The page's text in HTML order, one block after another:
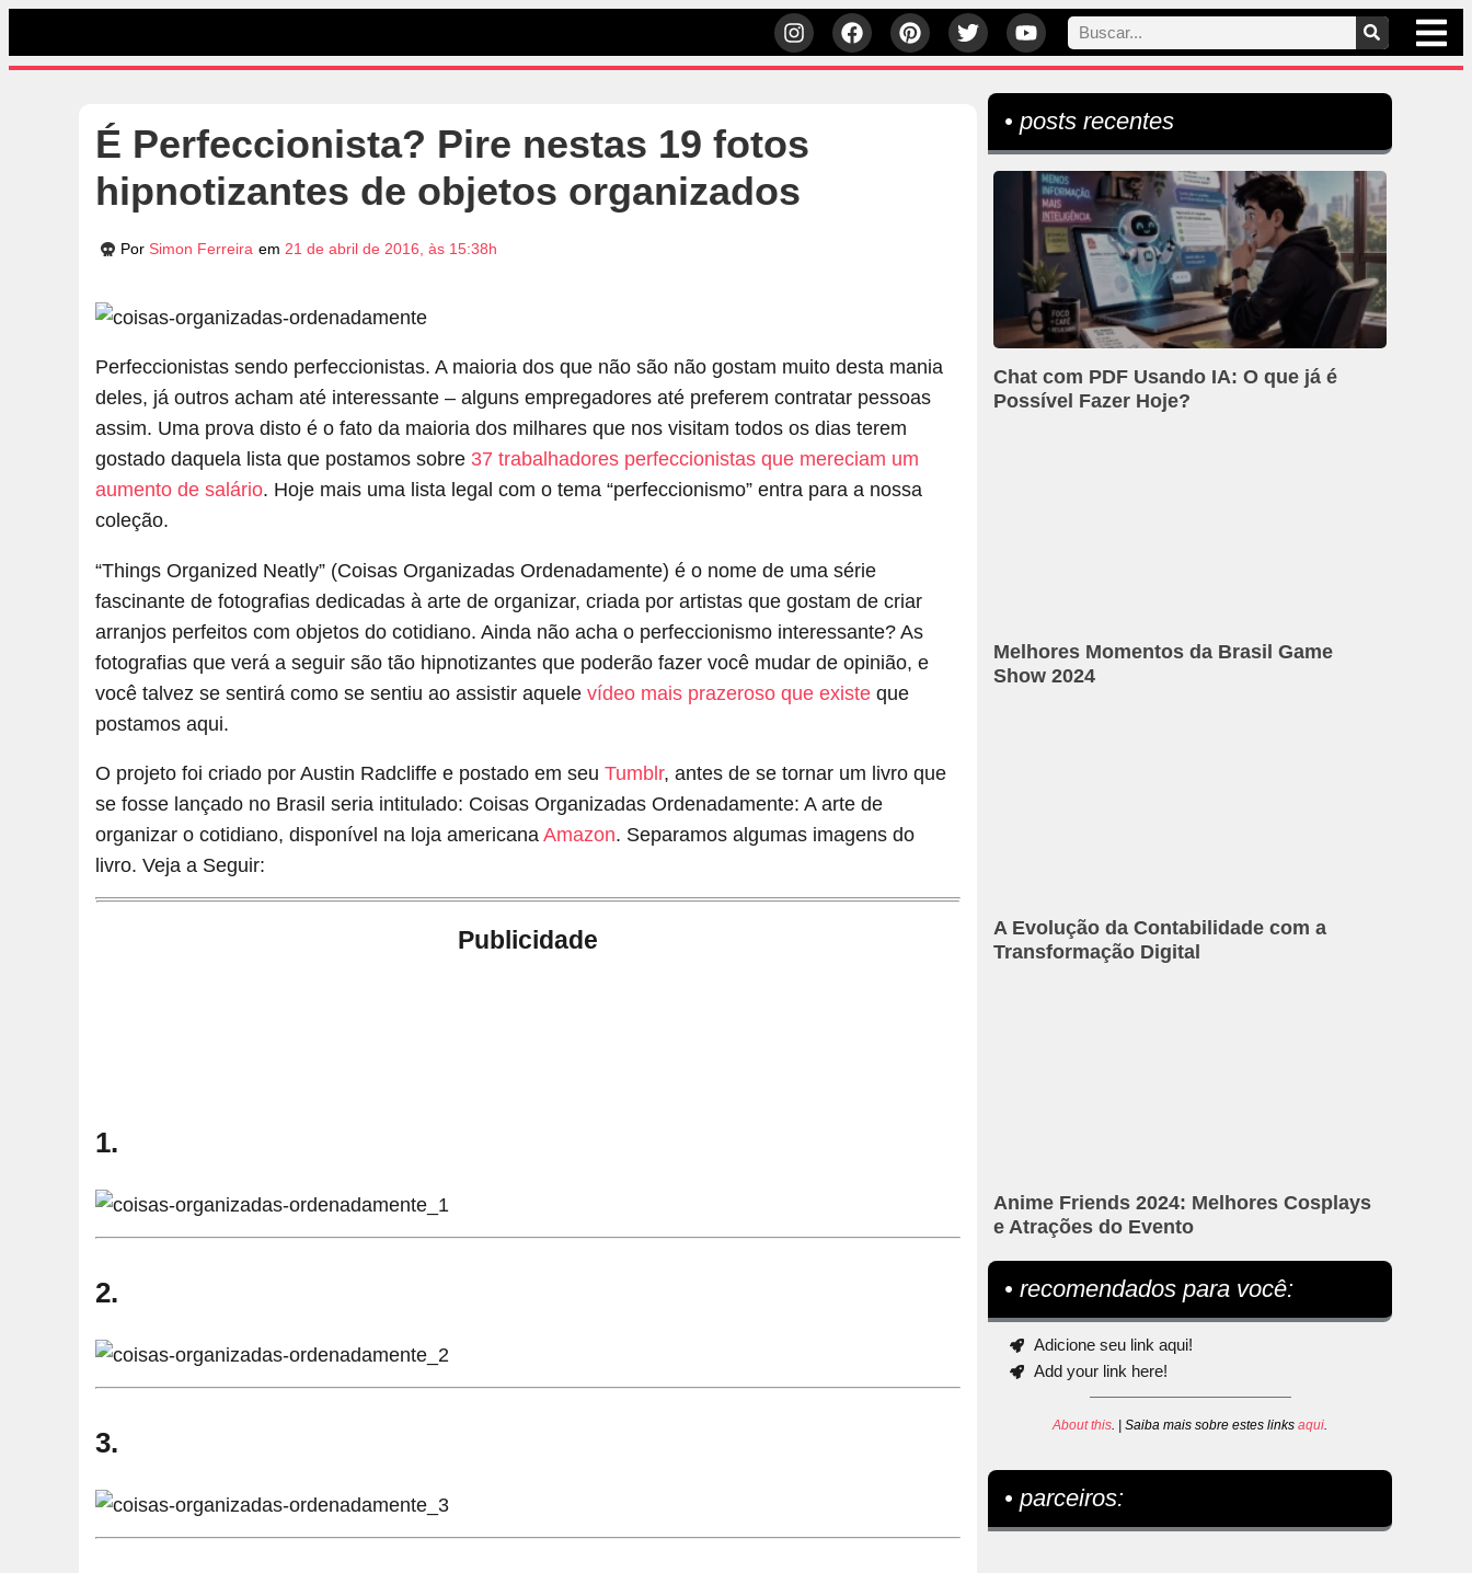
É Perfeccionista? Pire nestas 19 fotos
hipnotizantes de objetos organizados
Por Simon Ferreira em 21 de abril de 2016, às 15:38h
Perfeccionistas sendo perfeccionistas. A maioria dos que não são não gostam muito desta mania
deles, já outros acham até interessante – alguns empregadores até preferem contratar pessoas
assim. Uma prova disto é o fato da maioria dos milhares que nos visitam todos os dias terem
gostado daquela lista que postamos sobre 37 trabalhadores perfeccionistas que mereciam um
aumento de salário. Hoje mais uma lista legal com o tema “perfeccionismo” entra para a nossa
coleção.
“Things Organized Neatly” (Coisas Organizadas Ordenadamente) é o nome de uma série
fascinante de fotografias dedicadas à arte de organizar, criada por artistas que gostam de criar
arranjos perfeitos com objetos do cotidiano. Ainda não acha o perfeccionismo interessante? As
fotografias que verá a seguir são tão hipnotizantes que poderão fazer você mudar de opinião, e
você talvez se sentirá como se sentiu ao assistir aquele vídeo mais prazeroso que existe que
postamos aqui.
O projeto foi criado por Austin Radcliffe e postado em seu Tumblr, antes de se tornar um livro que
se fosse lançado no Brasil seria intitulado: Coisas Organizadas Ordenadamente: A arte de
organizar o cotidiano, disponível na loja americana Amazon. Separamos algumas imagens do
livro. Veja a Seguir:
Publicidade
1.
2.
3.
• posts recentes
Chat com PDF Usando IA: O que já é
Possível Fazer Hoje?
Melhores Momentos da Brasil Game
Show 2024
A Evolução da Contabilidade com a
Transformação Digital
Anime Friends 2024: Melhores Cosplays
e Atrações do Evento
• recomendados para você:
Adicione seu link aqui!
Add your link here!
About this. | Saiba mais sobre estes linksaqui.
• parceiros: